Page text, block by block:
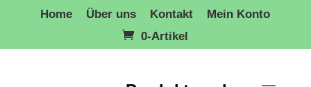
Home Über uns Kontakt
Mein Konto
0-Artikel